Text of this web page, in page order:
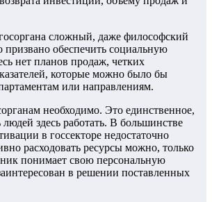
сложный, даже философский
призвано обеспечить социальную
нет планов продаж, четких
которые можно было бы
или направлениям.
необходимо. Это единственное,
здесь работать. В большинстве
в госсекторе недостаточно
расходовать ресурсы можно, только
понимает свою персональную
в решении поставленных